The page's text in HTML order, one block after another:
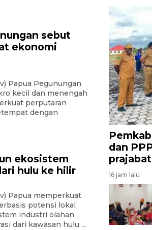
sebut
ekonomi
Papua Pegunungan
kecil dan menengah
perputaran
dengan
ekosistem
hulu ke hilir
Papua memperkuat
potensi lokal
industri olahan
dari kawasan hulu ...
dan
16 jam lalu